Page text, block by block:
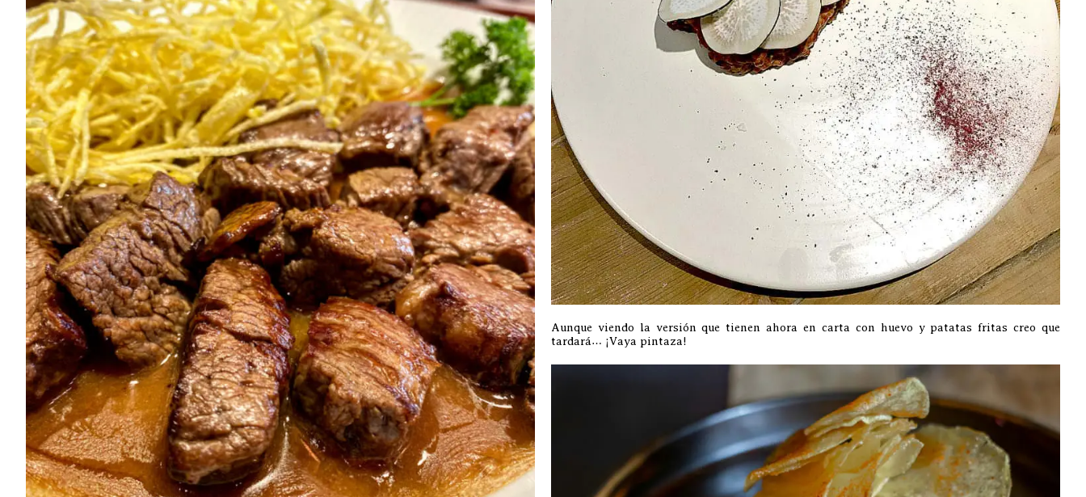
Aunque viendo la versión que tienen ahora en carta con huevo y patatas fritas creo que
tardará… ¡Vaya pintaza!